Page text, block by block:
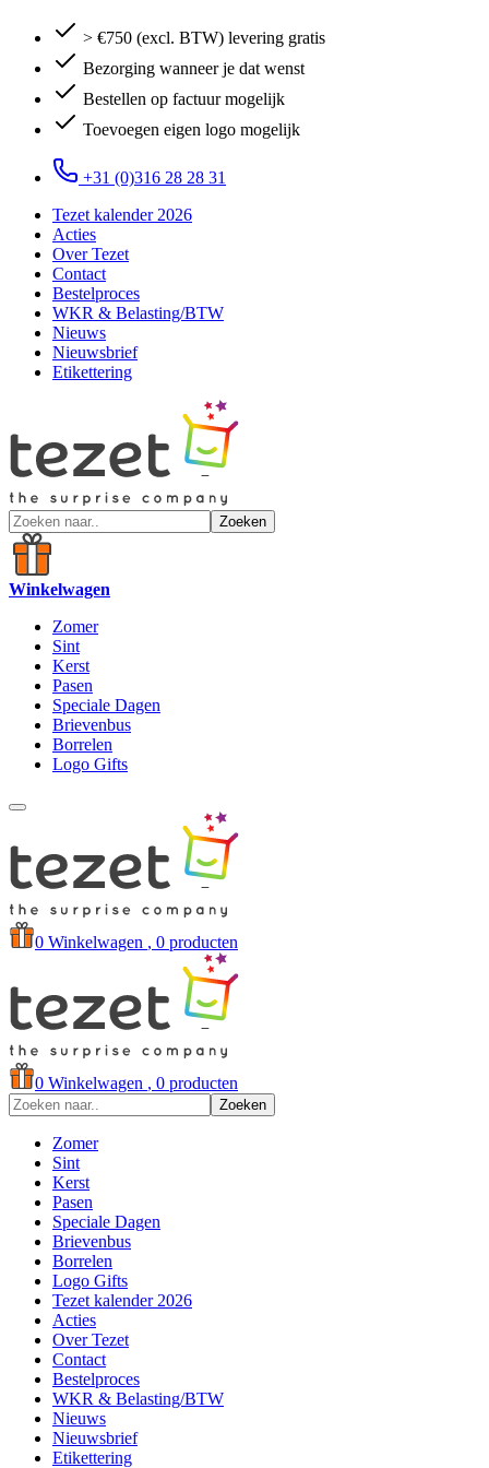
> €750 (excl. BTW) levering gratis
Bezorging wanneer je dat wenst
Bestellen op factuur mogelijk
Toevoegen eigen logo mogelijk
+31 (0)316 28 28 31
Tezet kalender 2026
Acties
Over Tezet
Contact
Bestelproces
WKR & Belasting/BTW
Nieuws
Nieuwsbrief
Etikettering
Zoeken
Winkelwagen
Zomer
Sint
Kerst
Pasen
Speciale Dagen
Brievenbus
Borrelen
Logo Gifts
0 Winkelwagen , 0 producten
0 Winkelwagen , 0 producten
Zoeken
Zomer
Sint
Kerst
Pasen
Speciale Dagen
Brievenbus
Borrelen
Logo Gifts
Tezet kalender 2026
Acties
Over Tezet
Contact
Bestelproces
WKR & Belasting/BTW
Nieuws
Nieuwsbrief
Etikettering